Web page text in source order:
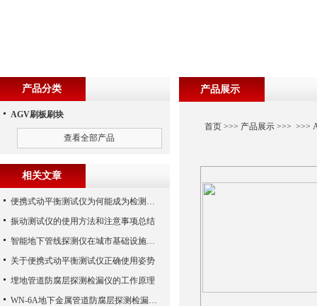
产品展示
首页>>> 产品展示>>> >>>
产品分类
AGV刷板刷块
查看全部产品
相关文章
便携式动平衡测试仪为何能成为检测动平衡的工具
振动测试仪的使用方法和注意事项总结
智能地下管线探测仪在城市基础设施中的应用
关于便携式动平衡测试仪正确使用姿势
埋地管道防腐层探测检漏仪的工作原理
WN-6A地下金属管道防腐层探测检漏仪的技术要点的重要阐述